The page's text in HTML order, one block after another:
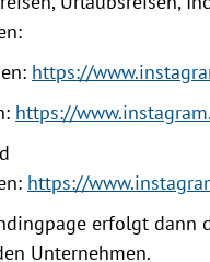
https://
https://
https://
erfolgt dann
Unternehmen.